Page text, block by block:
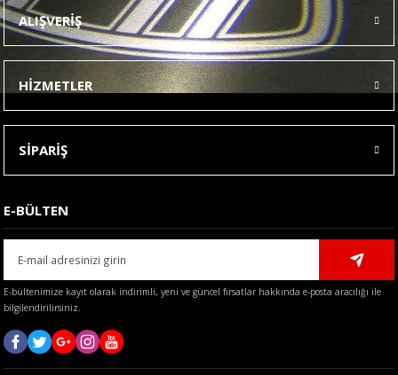
Ürün resmi kalitesiz, bozuk veya görüntülenemiyor.
Ürün açıklamasında eksik bilgiler bulunuyor.
Ürün bilgilerinde hatalar bulunuyor.
Ürün fiyatı diğer sitelerden daha pahalı.
Bu ürüne benzer farklı alternatifler olmalı.
Gönder
ALIŞVERİŞ
HİZMETLER
SİPARİŞ
E-BÜLTEN
E-bültenimize kayıt olarak indirimli, yeni ve güncel fırsatlar hakkında e-posta aracılığı ile
bilgilendirilirsiniz.